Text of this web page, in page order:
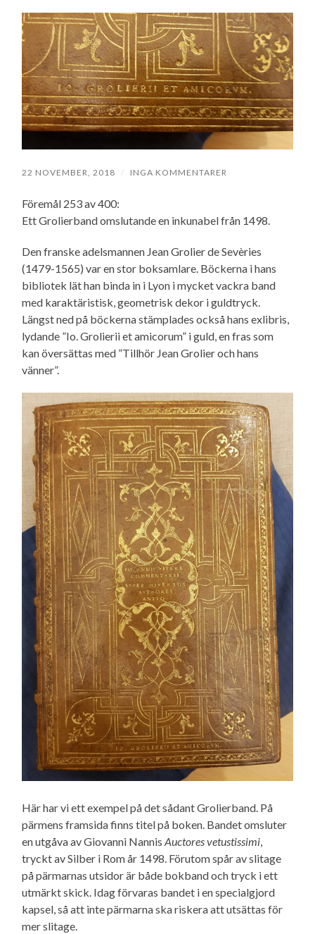
22 NOVEMBER, 2018 / INGA KOMMENTARER
Föremål 253 av 400:
Ett Grolierband omslutande en inkunabel från 1498.
Den franske adelsmannen Jean Grolier de Sevèries
(1479-1565) var en stor boksamlare. Böckerna i hans
bibliotek lät han binda in i Lyon i mycket vackra band
med karaktäristisk, geometrisk dekor i guldtryck.
Längst ned på böckerna stämplades också hans exlibris,
lydande ”Io. Grolierii et amicorum” i guld, en fras som
kan översättas med ”Tillhör Jean Grolier och hans
vänner”.
Här har vi ett exempel på det sådant Grolierband. På
pärmens framsida finns titel på boken. Bandet omsluter
en utgåva av Giovanni NannisAuctores vetustissimi,
tryckt av Silber i Rom år 1498. Förutom spår av slitage
på pärmarnas utsidor är både bokband och tryck i ett
utmärkt skick. Idag förvaras bandet i en specialgjord
kapsel, så att inte pärmarna ska riskera att utsättas för
mer slitage.